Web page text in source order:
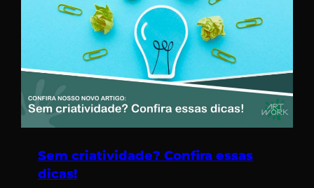
Sem criatividade? Confira essas
dicas!